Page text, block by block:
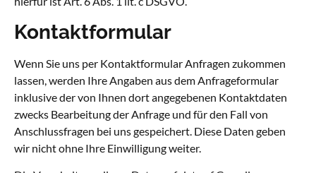
Kontaktformular
Wenn Sie uns per Kontaktformular Anfragen zukommen
lassen, werden Ihre Angaben aus dem Anfrageformular
inklusive der von Ihnen dort angegebenen Kontaktdaten
zwecks Bearbeitung der Anfrage und für den Fall von
Anschlussfragen bei uns gespeichert. Diese Daten geben
wir nicht ohne Ihre Einwilligung weiter.